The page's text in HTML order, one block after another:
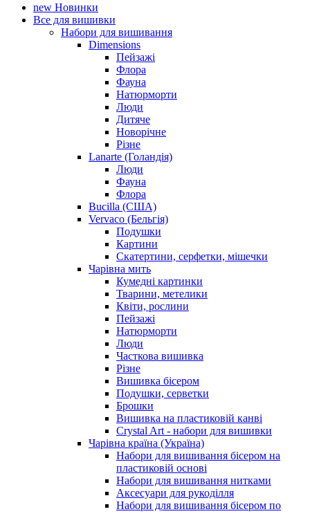
new Новинки
Все для вишивки
Набори для вишивання
Dimensions
Пейзажі
Флора
Фауна
Натюрморти
Люди
Дитяче
Новорічне
Різне
Lanarte (Голандія)
Люди
Фауна
Флора
Bucilla (США)
Vervaco (Бельгія)
Подушки
Картини
Скатертини, серфетки, мішечки
Чарiвна мить
Кумедні картинки
Тварини, метелики
Квіти, рослини
Пейзажі
Натюрморти
Люди
Часткова вишивка
Різне
Вишивка бісером
Подушки, серветки
Брошки
Вишивка на пластиковій канві
Crystal Art - набори для вишивки
Чарівна країна (Україна)
Набори для вишивання бісером на
пластиковій основі
Набори для вишивання нитками
Аксесуари для рукоділля
Набори для вишивання бісером по